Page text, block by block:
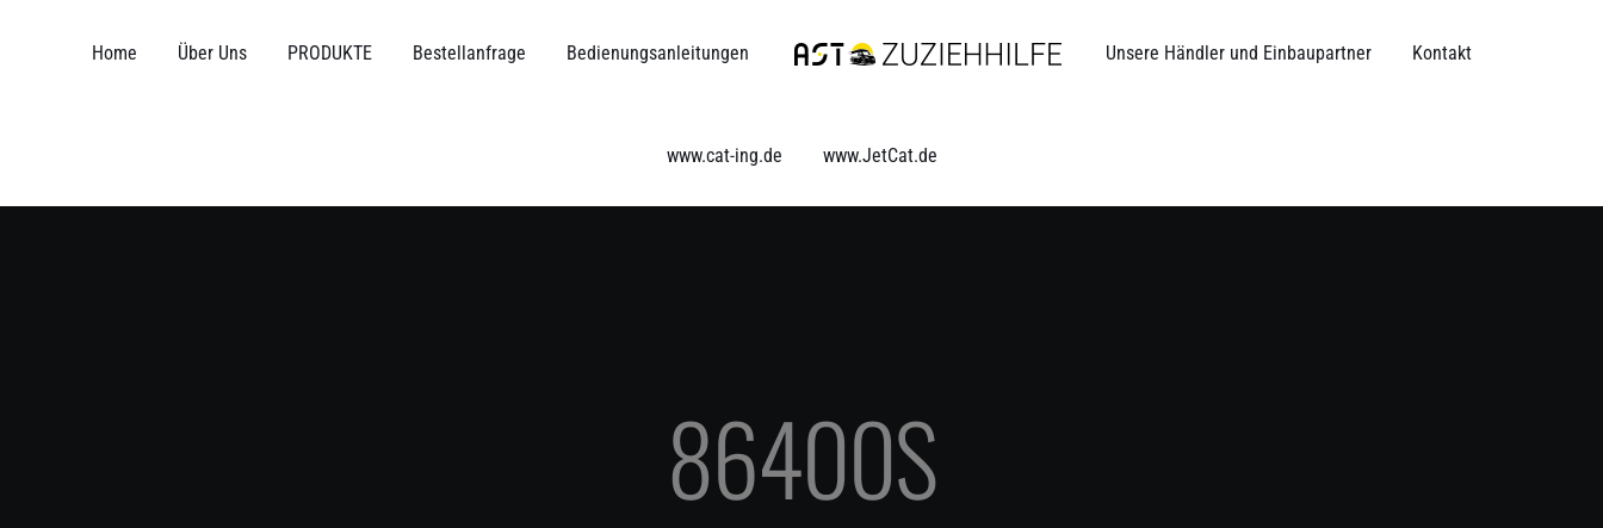
Home Über Uns PRODUKTE Bestellanfrage Bedienungsanleitungen Unsere Händler und Einbaupartner Kontakt
www.cat-ing.de www.JetCat.de
86400S